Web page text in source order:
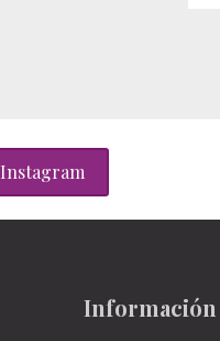
Instagram
Información